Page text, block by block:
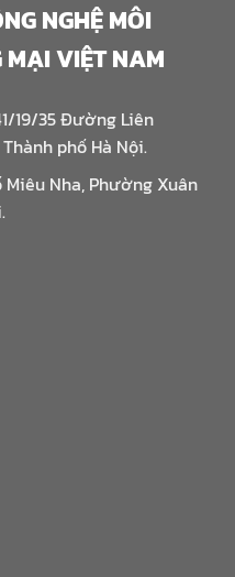
NGHỆ MÔI
VIỆT NAM
19/35 Đường Liên
phố Hà Nội.
Miêu Nha, Phường Xuân